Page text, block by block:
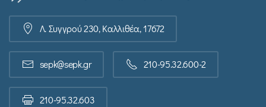
Λ. Συγγρού 230, Καλλιθέα, 17672
sepk@sepk.gr 210-95.32.600-2
210-95.32.603